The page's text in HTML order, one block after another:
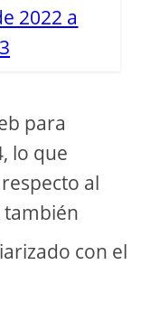
2022 a
para
lo que
al
también
con el